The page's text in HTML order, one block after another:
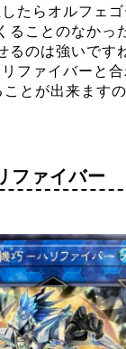
たらオルフェ
ることのなかっ
るのは強いです
ファイバーと
とが出来ます
ファイバー